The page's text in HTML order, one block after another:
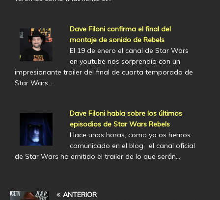
Dave Filoni confirma el final del
montaje de sonido de Rebels
El 19 de enero el canal de Star Wars
en youtube nos sorprendía con un
impresionante trailer del final de cuarta temporada de
Star Wars…
Dave Filoni habla sobre los últimos
episodios de Star Wars Rebels
Hace unas horas, como ya os hemos
comunicado en el blog, el canal oficial
de Star Wars ha emitido el trailer de lo que serán…
ANTERIOR